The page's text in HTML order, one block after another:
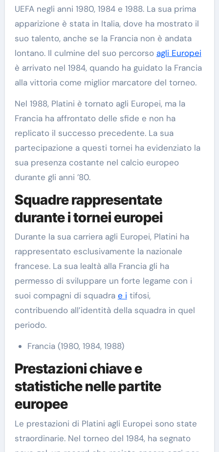
UEFA negli anni 1980, 1984 e 1988. La sua prima
apparizione è stata in Italia, dove ha mostrato il
suo talento, anche se la Francia non è andata
lontano. Il culmine del suo percorso agli Europei
è arrivato nel 1984, quando ha guidato la Francia
alla vittoria come miglior marcatore del torneo.
Nel 1988, Platini è tornato agli Europei, ma la
Francia ha affrontato delle sfide e non ha
replicato il successo precedente. La sua
partecipazione a questi tornei ha evidenziato la
sua presenza costante nel calcio europeo
durante gli anni ’80.
Squadre rappresentate
durante i tornei europei
Durante la sua carriera agli Europei, Platini ha
rappresentato esclusivamente la nazionale
francese. La sua lealtà alla Francia gli ha
permesso di sviluppare un forte legame con i
suoi compagni di squadra e i tifosi,
contribuendo all’identità della squadra in quel
periodo.
Francia (1980, 1984, 1988)
Prestazioni chiave e
statistiche nelle partite
europee
Le prestazioni di Platini agli Europei sono state
straordinarie. Nel torneo del 1984, ha segnato